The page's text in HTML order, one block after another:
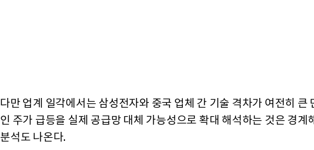
다만 업계 일각에서는 삼성전자와 중국 업체 간 기술 격차가 여전히 큰
인 주가 급등을 실제 공급망 대체 가능성으로 확대 해석하는 것은 경계
분석도 나온다.